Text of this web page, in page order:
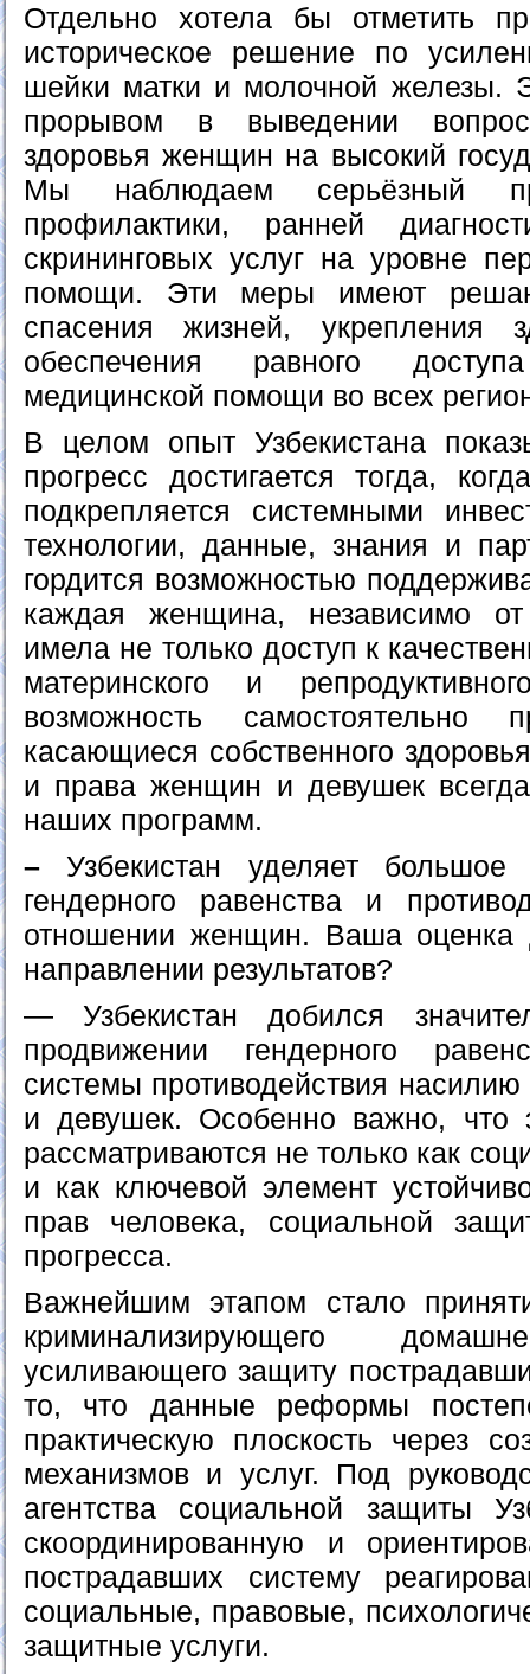
Отдельно хотела бы отметить
историческое решение по
шейки матки и молочной железы.
прорывом в выведении
здоровья женщин на высокий
Мы наблюдаем серьёзный
профилактики, ранней
скрининговых услуг на уровне
помощи. Эти меры имеют
спасения жизней, укрепления
обеспечения равного
медицинской помощи во всех
В целом опыт Узбекистана
прогресс достигается тогда,
подкрепляется системными
технологии, данные, знания и
гордится возможностью
каждая женщина, независимо
имела не только доступ к
материнского и
возможность самостоятельно
касающиеся собственного
и права женщин и девушек
наших программ.
– Узбекистан уделяет большое
гендерного равенства и
отношении женщин. Ваша оценка
направлении результатов?
— Узбекистан добился
продвижении гендерного
системы противодействия
и девушек. Особенно важно, что
рассматриваются не только как
и как ключевой элемент
прав человека, социальной
прогресса.
Важнейшим этапом стало
криминализирующего
усиливающего защиту
то, что данные реформы
практическую плоскость через
механизмов и услуг. Под
агентства социальной защиты
скоординированную и
пострадавших систему
социальные, правовые,
защитные услуги.